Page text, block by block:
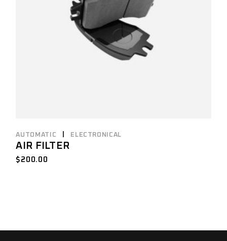
AUTOMATIC ELECTRONICAL
AIR FILTER
$ 200.00